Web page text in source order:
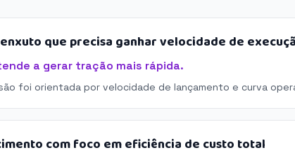
que precisa ganhar velocidade de
a gerar tração mais rápida.
foi orientada por velocidade de lançamento e curva
com foco em eficiência de custo total